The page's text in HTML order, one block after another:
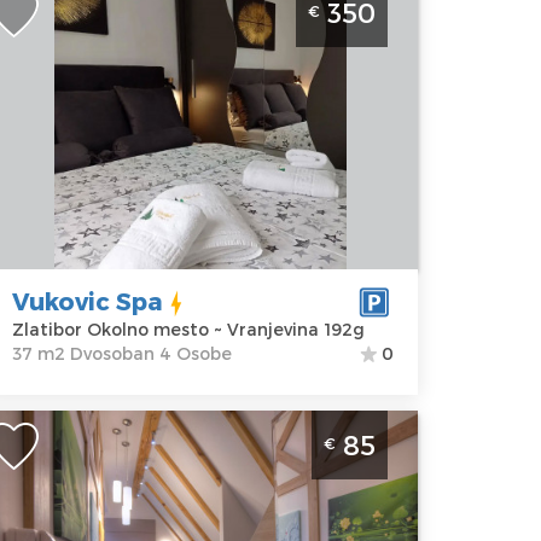
Okolno Mesto. Namenjen za 4
u mirnom delu Zlatibora
mesto
350 €
Gosti:4
Kvadratura :37
m2
Struktura :
Dvosoban
€350
Vukovic Spa
Zlatibor Okolno mesto ~ Vranjevina 192g
37 m2 Dvosoban 4 Osobe
0
Apartman Natural Wood 3
Vlaovina. Luksuzano opremljen
koji je idealan za 2 osobe. Na
lokaciji van centra Zlatibora.
€85